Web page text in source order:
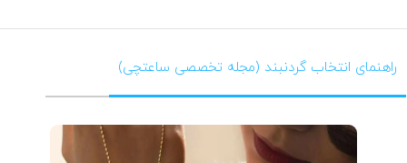
راهنمای انتخاب گردنبند (مجله تخصصی ساعتچی)